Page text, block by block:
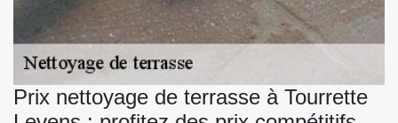
Prix nettoyage de terrasse à Tourrette